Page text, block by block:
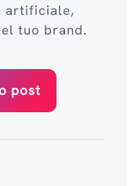
artificiale,
tuo brand.
post